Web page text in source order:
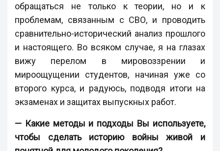
обращаться не только к теории, но и к
проблемам, связанным с СВО, и проводить
сравнительно-исторический анализ прошлого
и настоящего. Во всяком случае, я на глазах
вижу перелом в мировоззрении и
мироощущении студентов, начиная уже со
второго курса, и радуюсь, подводя итоги на
экзаменах и защитах выпускных работ.
— Какие методы и подходы Вы используете,
чтобы сделать историю войны живой и